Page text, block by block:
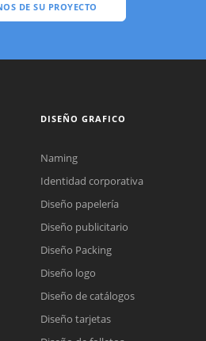
DE SU PROYECTO
DISEÑO GRAFICO
Naming
Identidad corporativa
Diseño papelería
Diseño publicitario
Diseño Packing
Diseño logo
Diseño de catálogos
Diseño tarjetas